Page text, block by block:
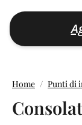
Home Punti di